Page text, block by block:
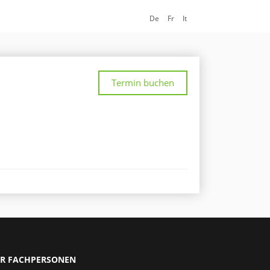
De Fr It
Termin buchen
FACHPERSONEN